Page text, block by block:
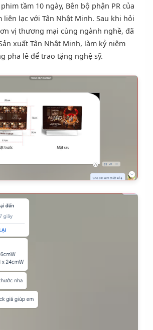
tầm 10 ngày, Bên bộ phận PR của
liên lạc với Tân Nhật Minh. Sau khi hỏi
vị thương mại cùng ngành nghề, đã
xuất Tân Nhật Minh, làm kỷ niệm
pha lêđể trao tặng nghệ sỹ.